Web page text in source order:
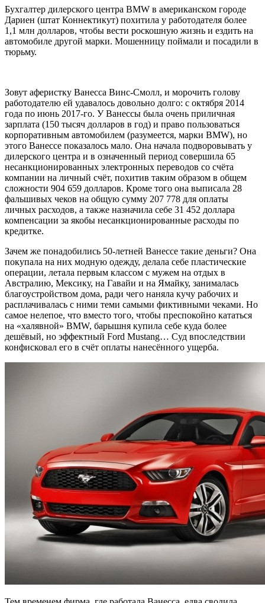
Бухгалтер дилерского центра BMW в американском городе
Дариен (штат Коннектикут) похитила у работодателя более
1,1 млн долларов, чтобы вести роскошную жизнь и ездить на
автомобиле другой марки. Мошенницу поймали и посадили в
тюрьму.
Зовут аферистку Ванесса Винс-Смолл, и морочить голову
работодателю ей удавалось довольно долго: с октября 2014
года по июнь 2017-го. У Ванессы была очень приличная
зарплата (150 тысяч долларов в год) и право пользоваться
корпоративным автомобилем (разумеется, марки BMW), но
этого Ванессе показалось мало. Она начала подворовывать у
дилерского центра и в означенный период совершила 65
несанкционированных электронных переводов со счёта
компании на личный счёт, похитив таким образом в общем
сложности 904 659 долларов. Кроме того она выписала 28
фальшивых чеков на общую сумму 207 778 для оплаты
личных расходов, а также назначила себе 31 452 доллара
компенсации за якобы несанкционированные расходы по
кредитке.
Зачем же понадобились 50-летней Ванессе такие деньги? Она
покупала на них модную одежду, делала себе пластические
операции, летала первым классом с мужем на отдых в
Австралию, Мексику, на Гавайи и на Ямайку, занималась
благоустройством дома, ради чего наняла кучу рабочих и
расплачивалась с ними теми самыми фиктивными чеками. Но
самое нелепое, что вместо того, чтобы преспокойно кататься
на «халявной» BMW, барышня купила себе куда более
дешёвый, но эффектный Ford Mustang… Суд впоследствии
конфисковал его в счёт оплаты нанесённого ущерба.